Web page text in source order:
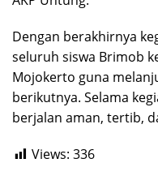
Dengan berakhirnya
seluruh siswa Brimob
Mojokerto guna
berikutnya. Selama
berjalan aman, tertib,
Views: 336